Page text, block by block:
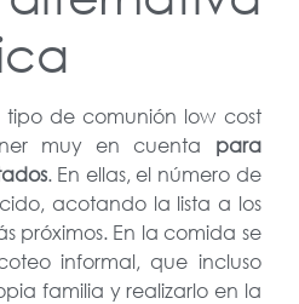
tipo de comunión low cost
muy en cuenta para
. En ellas, el número de
acotando la lista a los
próximos. En la comida se
informal, que incluso
familia y realizarlo en la